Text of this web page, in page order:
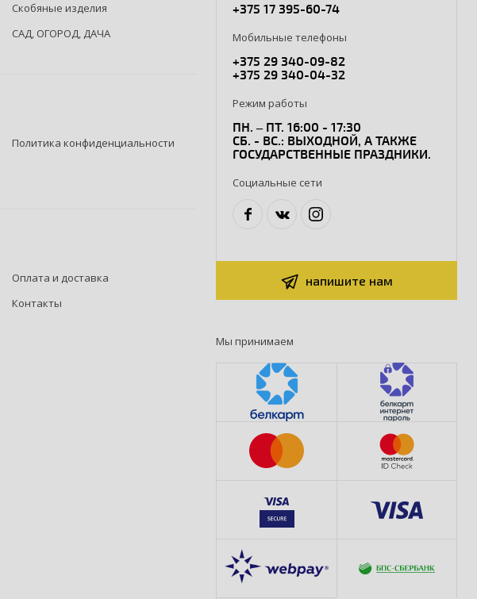
Скобяные изделия
САД, ОГОРОД, ДАЧА
Политика конфиденциальности
Оплата и доставка
Контакты
+375 17 395-60-74
Мобильные телефоны
+375 29 340-09-82
+375 29 340-04-32
Режим работы
ПН. – ПТ. 16:00 - 17:30
СБ. - ВС.: ВЫХОДНОЙ, А ТАКЖЕ
ГОСУДАРСТВЕННЫЕ ПРАЗДНИКИ.
Социальные сети
напишите нам
Мы принимаем